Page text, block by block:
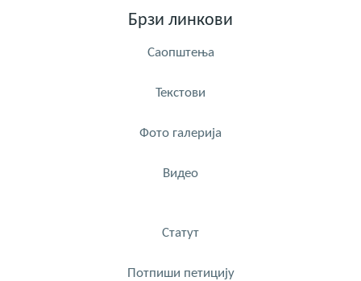
Брзи линкови
Саопштења
Текстови
Фото галерија
Видео
Статут
Потпиши петицију